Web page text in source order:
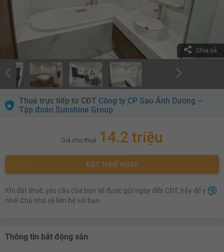
Chia sẻ
Thuê trực tiếp từ CĐT Công ty CP Sao Ánh Dương –
Tập đoàn Sunshine Group
Giá cho thuê 14.2 triệu
ĐẶT THUÊ NGAY
Khi đặt thuê, yêu cầu của bạn sẽ được gửi ngay đến CĐT, hãy để ý
nhé! Chủ nhà sẽ liên hệ với bạn.
Thông tin bất động sản